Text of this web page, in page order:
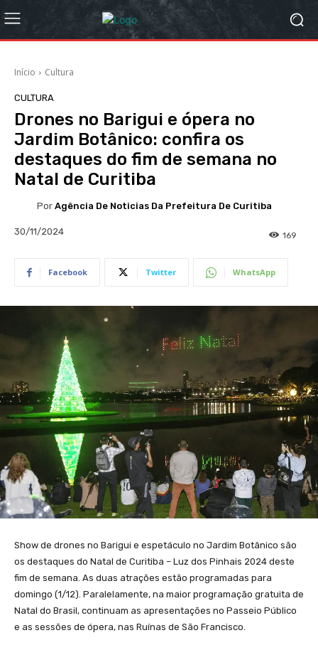
Início Cultura
CULTURA
Drones no Barigui e ópera no
Jardim Botânico: confira os
destaques do fim de semana no
Natal de Curitiba
Por Agência De Noticias Da Prefeitura De Curitiba
30/11/2024 169
Facebook Twitter WhatsApp
Show de drones no Barigui e espetáculo no Jardim Botânico são
os destaques do Natal de Curitiba – Luz dos Pinhais 2024 deste
fim de semana. As duas atrações estão programadas para
domingo (1/12). Paralelamente, na maior programação gratuita de
Natal do Brasil, continuam as apresentações no Passeio Público
e as sessões de ópera, nas Ruínas de São Francisco.